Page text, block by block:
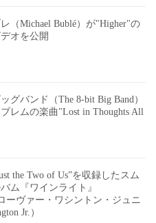
（Michael Bublé）が"Higher"の
オを公開
グバンド（The 8-bit Big Band）
レムの楽曲"Lost in Thoughts All
the Two of Us”を収録したスム
ム『ワインライト』
ーヴァー・ワシントン・ジュニ
Jr.）